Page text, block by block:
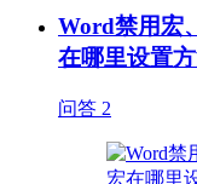
Word禁用宏
在哪里设置
问答 2